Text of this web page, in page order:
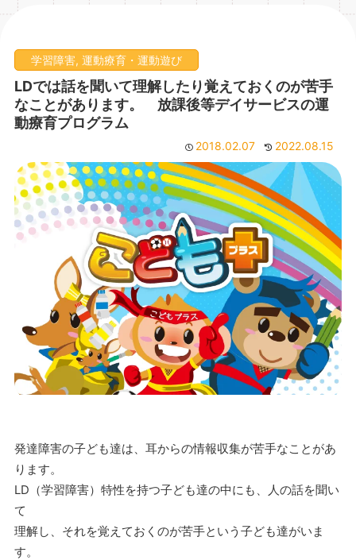
学習障害, 運動療育・運動遊び
LDでは話を聞いて理解したり覚えておくのが苦手
なことがあります。 放課後等デイサービスの運
動療育プログラム
2018.02.07 2022.08.15
発達障害の子ども達は、耳からの情報収集が苦手なことがあ
ります。
LD（学習障害）特性を持つ子ども達の中にも、人の話を聞い
て
理解し、それを覚えておくのが苦手という子ども達がいま
す。